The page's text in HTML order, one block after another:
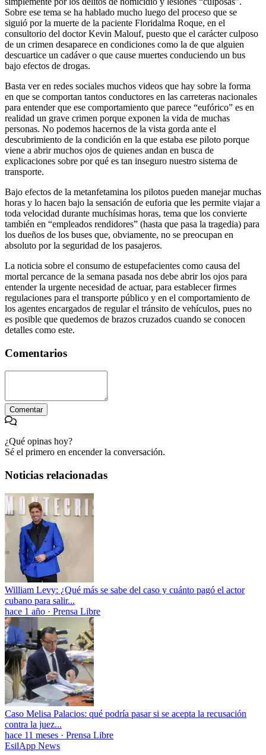
Sobre ese tema se ha hablado mucho luego del proceso que se
siguió por la muerte de la paciente Floridalma Roque, en el
consultorio del doctor Kevin Malouf, puesto que el carácter culposo
de un crimen desaparece en condiciones como la de que alguien
descuartice un cadáver o que cause muertes conduciendo un bus
bajo efectos de drogas.
Basta ver en redes sociales muchos videos que hay sobre la forma
en que se comportan tantos conductores en las carreteras nacionales
para entender que ese comportamiento que parece “eufórico” es en
realidad un grave crimen porque exponen la vida de muchas
personas. No podemos hacernos de la vista gorda ante el
descubrimiento de la condición en la que estaba ese piloto porque
viene a abrir muchos ojos de quienes andan en busca de
explicaciones sobre por qué es tan inseguro nuestro sistema de
transporte.
Bajo efectos de la metanfetamina los pilotos pueden manejar muchas
horas y lo hacen bajo la sensación de euforia que les permite viajar a
toda velocidad durante muchísimas horas, tema que los convierte
también en “empleados rendidores” (hasta que pasa la tragedia) para
los dueños de los buses que, obviamente, no se preocupan en
absoluto por la seguridad de los pasajeros.
La noticia sobre el consumo de estupefacientes como causa del
mortal percance de la semana pasada nos debe abrir los ojos para
entender la urgente necesidad de actuar, para establecer firmes
regulaciones para el transporte público y en el comportamiento de
los agentes encargados de regular el tránsito de vehículos, pues no
es posible que quedemos de brazos cruzados cuando se conocen
detalles como este.
Comentarios
Comentar
¿Qué opinas hoy?
Sé el primero en encender la conversación.
Noticias relacionadas
William Levy: ¿Qué más se sabe del caso y cuánto pagó el actor
cubano para salir...
hace 1 año · Prensa Libre
Caso Melisa Palacios: qué podría pasar si se acepta la recusación
contra la juez...
hace 11 meses · Prensa Libre
EsilApp News